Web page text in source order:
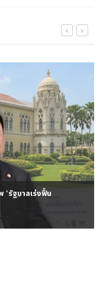
‘รัฐบาลเร่งฟื้น